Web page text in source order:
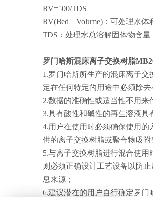
BV=500/TDS
BV(Bed Volume)：可处理水体
TDS：处理水总溶解固体物含
罗门哈斯混床离子交换树脂
1.罗门哈斯所生产的混床离子
定在任何特定的用途中必须除
2.数据的准确性或适当性不用来
3.具有酸性和碱性的再生溶液具
4.用户在使用时必须确保使用
供的离子交换树脂或聚合物吸
5.与离子交换树脂进行混合使用
则必须正确设计工艺设备以防
息来源；
6.建议潜在的用户自行确定罗门